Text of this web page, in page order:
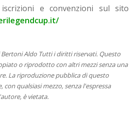
e convenzioni sul sito
Aldo Tutti i diritti riservati. Questo
o riprodotto con altri mezzi senza una
La riproduzione pubblica di questo
qualsiasi mezzo, senza l'espressa
è vietata.